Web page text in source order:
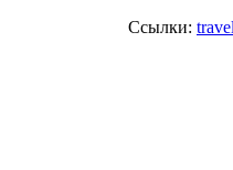
Ссылки: